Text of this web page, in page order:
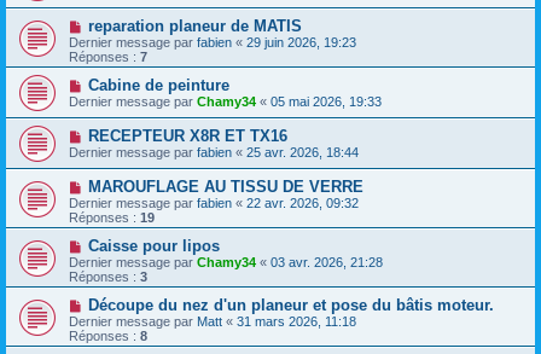
reparation planeur de MATIS
Dernier message par fabien « 29 juin 2026, 19:23
Réponses : 7
Cabine de peinture
Dernier message par Chamy34 « 05 mai 2026, 19:33
RECEPTEUR X8R ET TX16
Dernier message par fabien « 25 avr. 2026, 18:44
MAROUFLAGE AU TISSU DE VERRE
Dernier message par fabien « 22 avr. 2026, 09:32
Réponses : 19
Caisse pour lipos
Dernier message par Chamy34 « 03 avr. 2026, 21:28
Réponses : 3
Découpe du nez d'un planeur et pose du bâtis moteur.
Dernier message par Matt « 31 mars 2026, 11:18
Réponses : 8